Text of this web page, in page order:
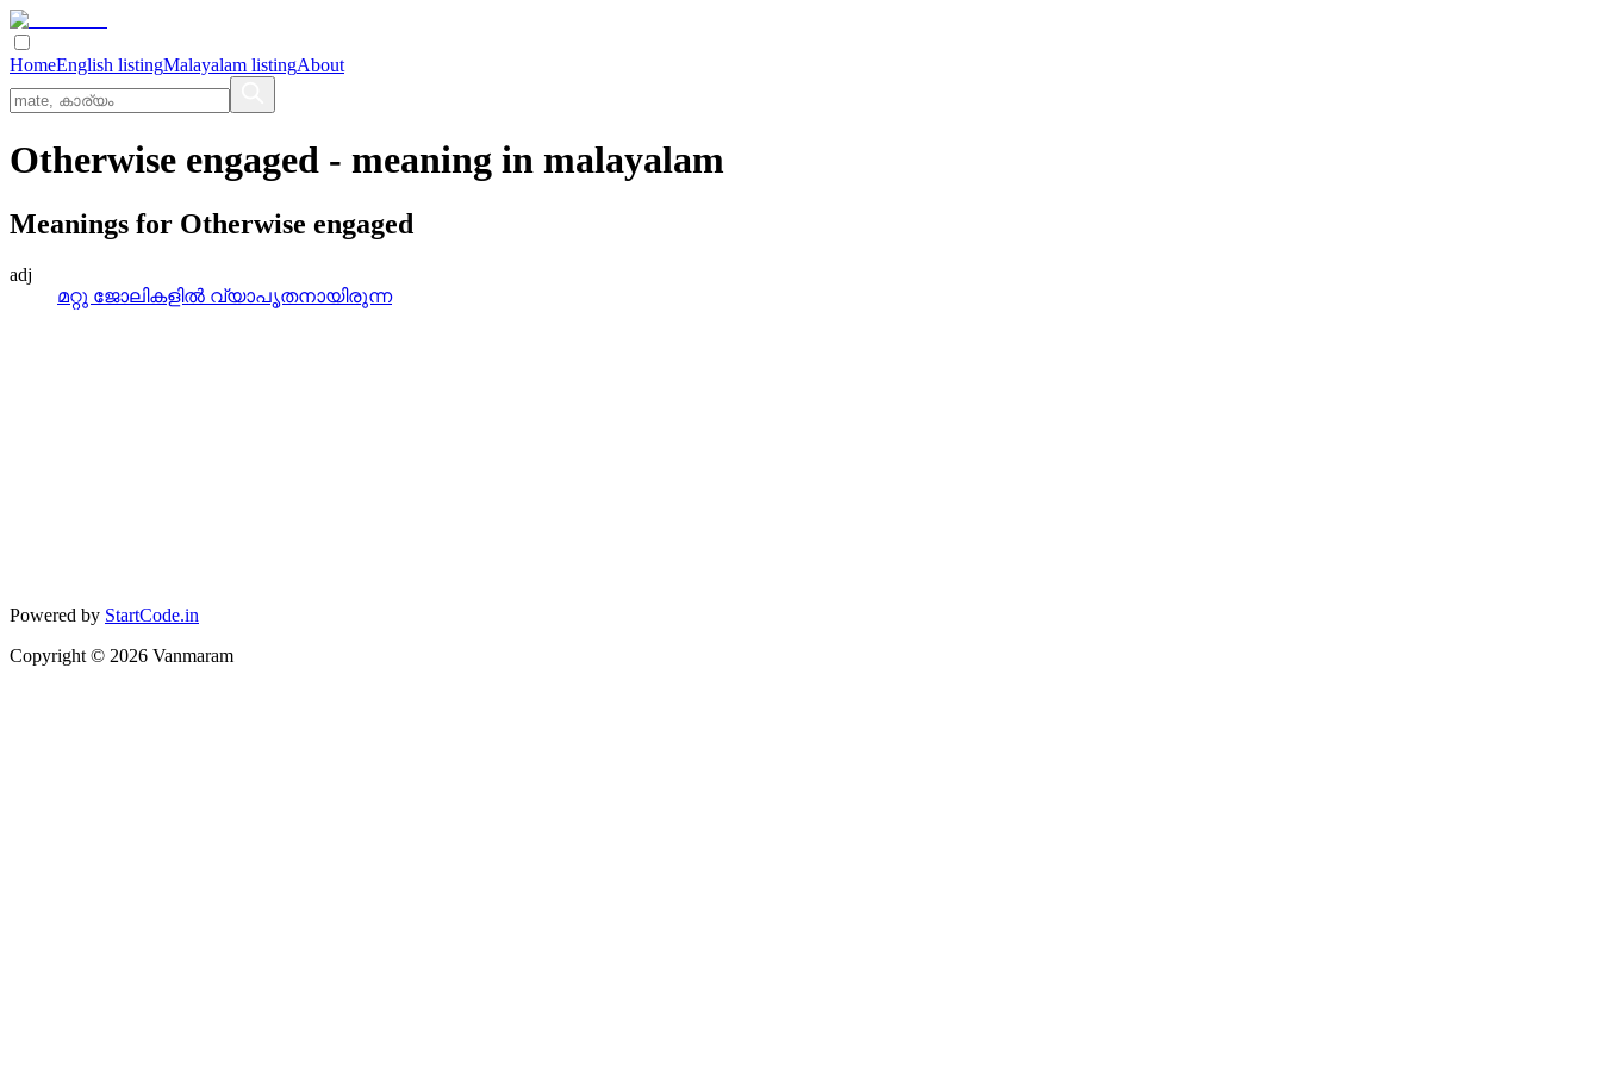
HomeEnglish listingMalayalam listingAbout
Otherwise engaged - meaning in malayalam
Meanings for Otherwise engaged
adj
മറ്റു ജോലികളില്‍ വ്യാപൃതനായിരുന്ന
Powered by StartCode.in
Copyright © 2026 Vanmaram